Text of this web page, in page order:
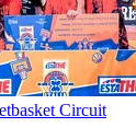
Circuit